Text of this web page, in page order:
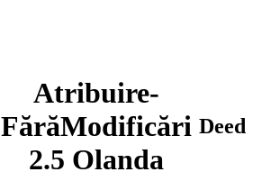
Atribuire-
FărăModificări
2.5 Olanda
Deed